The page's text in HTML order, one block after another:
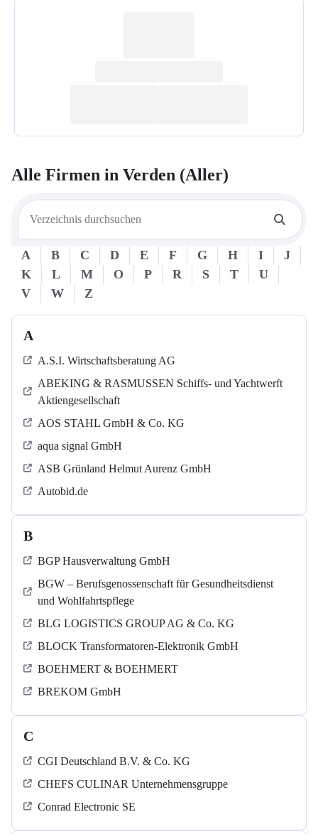
Alle Firmen in Verden (Aller)
A B C D E F G H I
J
K
L M O P R S T
U
V
W Z
A
A.S.I. Wirtschaftsberatung AG
ABEKING & RASMUSSEN Schiffs- und Yachtwerft
Aktiengesellschaft
AOS STAHL GmbH & Co. KG
aqua signal GmbH
ASB Grün­land Helmut Au­renz GmbH
Autobid.de
B
BGP Hausverwaltung GmbH
BGW – Berufsgenossenschaft für Gesundheitsdienst
und Wohlfahrtspflege
BLG LOGISTICS GROUP AG & Co. KG
BLOCK Transformatoren-Elektronik GmbH
BOEHMERT & BOEHMERT
BREKOM GmbH
C
CGI Deutschland B.V. & Co. KG
CHEFS CULINAR Unternehmensgruppe
Conrad Electronic SE